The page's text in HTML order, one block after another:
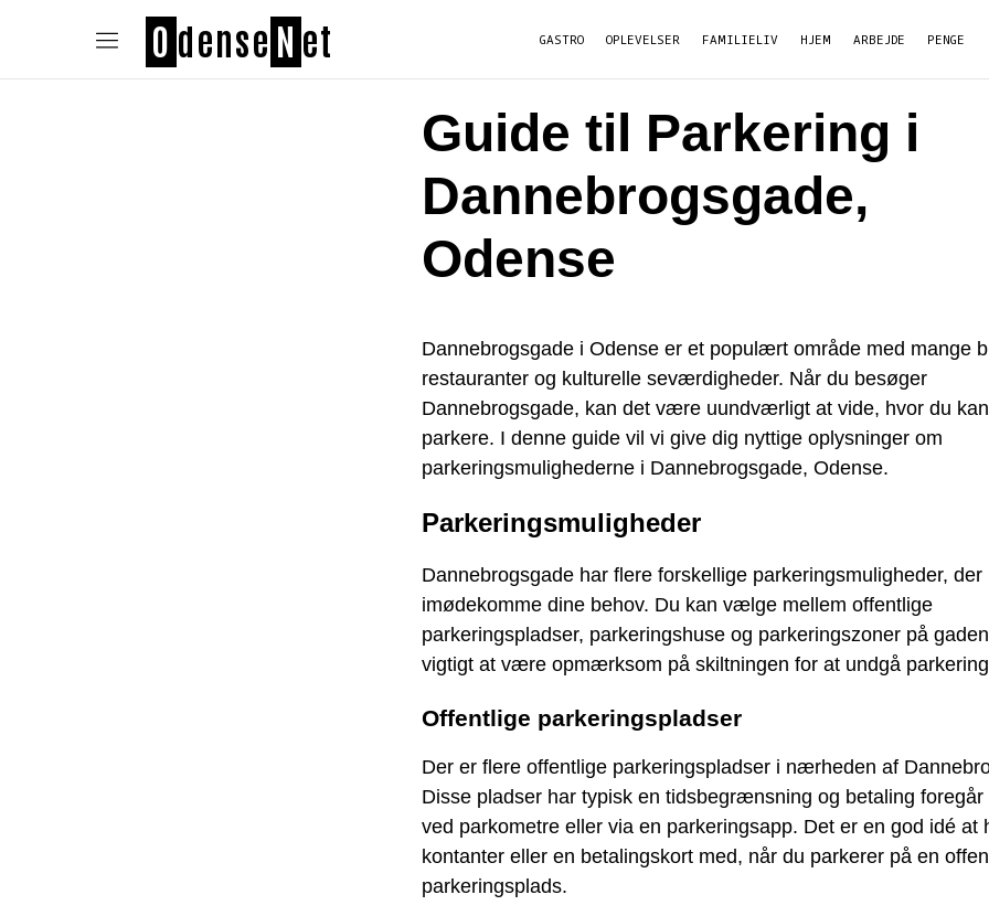
O dense N et GASTRO OPLEVELSER FAMILIELIV HJEM ARBEJDE PENGE
Guide til Parkering i
Dannebrogsgade,
Odense
Dannebrogsgade i Odense er et populært område med mange
restauranter og kulturelle seværdigheder. Når du besøger
Dannebrogsgade, kan det være uundværligt at vide, hvor du kan
parkere. I denne guide vil vi give dig nyttige oplysninger om
parkeringsmulighederne i Dannebrogsgade, Odense.
Parkeringsmuligheder
Dannebrogsgade har flere forskellige parkeringsmuligheder, der
imødekomme dine behov. Du kan vælge mellem offentlige
parkeringspladser, parkeringshuse og parkeringszoner på
vigtigt at være opmærksom på skiltningen for at undgå
Offentlige parkeringspladser
Der er flere offentlige parkeringspladser i nærheden af
Disse pladser har typisk en tidsbegrænsning og betaling foregår
ved parkometre eller via en parkeringsapp. Det er en god idé at
kontanter eller en betalingskort med, når du parkerer på en
parkeringsplads.